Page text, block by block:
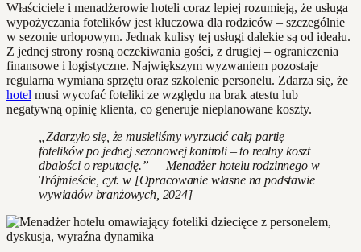
Właściciele i menadżerowie hoteli coraz lepiej rozumieją, że usługa
wypożyczania fotelików jest kluczowa dla rodziców – szczególnie
w sezonie urlopowym. Jednak kulisy tej usługi dalekie są od ideału.
Z jednej strony rosną oczekiwania gości, z drugiej – ograniczenia
finansowe i logistyczne. Największym wyzwaniem pozostaje
regularna wymiana sprzętu oraz szkolenie personelu. Zdarza się, że
hotel musi wycofać foteliki ze względu na brak atestu lub
negatywną opinię klienta, co generuje nieplanowane koszty.
„Zdarzyło się, że musieliśmy wyrzucić całą partię
fotelików po jednej sezonowej kontroli – to realny koszt
dbałości o reputację.” — Menadżer hotelu rodzinnego w
Trójmieście, cyt. w [Opracowanie własne na podstawie
wywiadów branżowych, 2024]